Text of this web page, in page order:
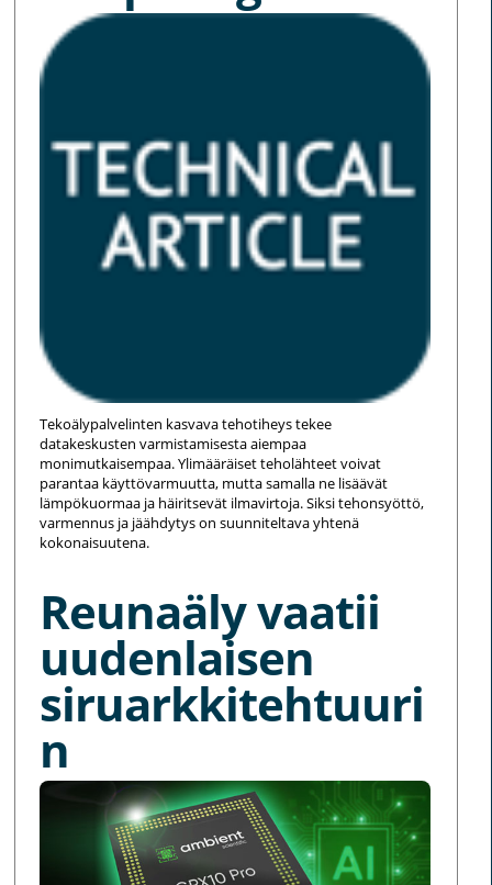
Tekoälypalvelinten kasvava tehotiheys tekee
datakeskusten varmistamisesta aiempaa
monimutkaisempaa. Ylimääräiset teholähteet voivat
parantaa käyttövarmuutta, mutta samalla ne lisäävät
lämpökuormaa ja häiritsevät ilmavirtoja. Siksi tehonsyöttö,
varmennus ja jäähdytys on suunniteltava yhtenä
kokonaisuutena.
Reunaäly vaatii
uudenlaisen
siruarkkitehtuuri
n